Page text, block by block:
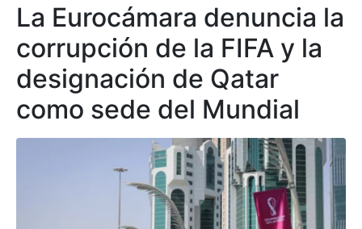
La Eurocámara denuncia la
corrupción de la FIFA y la
designación de Qatar
como sede del Mundial